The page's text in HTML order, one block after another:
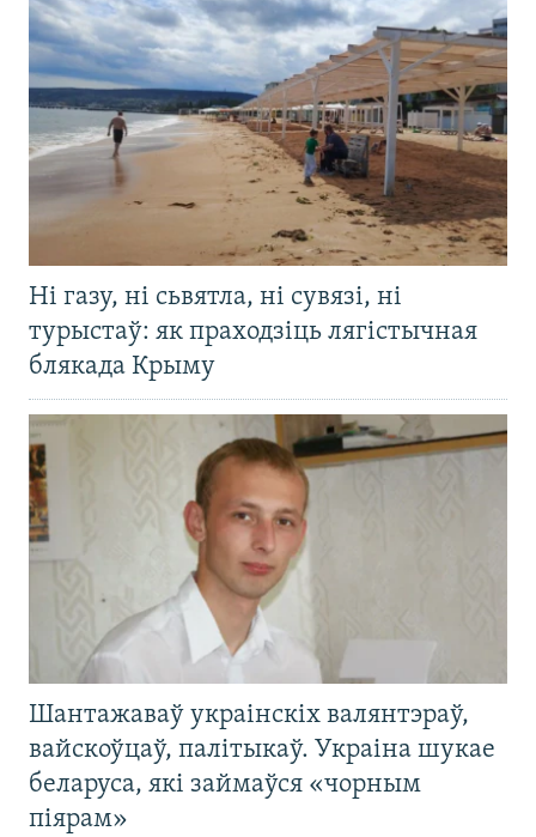
Ні газу, ні сьвятла, ні сувязі, ні
турыстаў: як праходзіць лягістычная
блякада Крыму
Шантажаваў украінскіх валянтэраў,
вайскоўцаў, палітыкаў. Украіна шукае
беларуса, які займаўся «чорным
піярам»